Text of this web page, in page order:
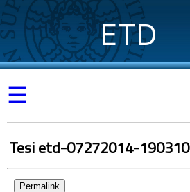
ETD
☰
Tesi etd-07272014-190310
Permalink